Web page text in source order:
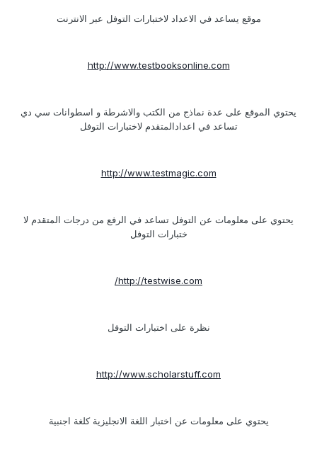
موقع يساعد في الاعداد لاختبارات التوفل عبر الانترنت
http://www.testbooksonline.com
يحتوي الموقع على عدة نماذج من الكتب والاشرطة و اسطوانات سي دي
تساعد في اعدادالمتقدم لاختبارات التوفل
http://www.testmagic.com
يحتوي على معلومات عن التوفل تساعد في الرفع من درجات المتقدم لا
ختبارات التوفل
http://testwise.com/
نظرة على اختبارات التوفل
http://www.scholarstuff.com
يحتوي على معلومات عن اختبار اللغة الانجليزية كلغة اجنبية